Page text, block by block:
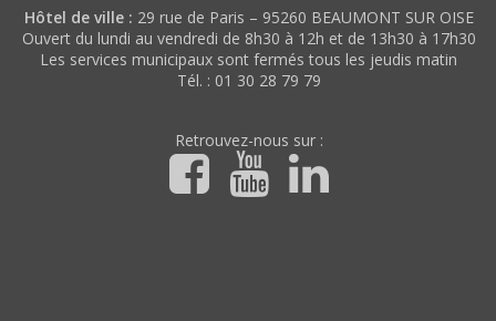
Hôtel de ville : 29 rue de Paris – 95260 BEAUMONT SUR OISE
Ouvert du lundi au vendredi de 8h30 à 12h et de 13h30 à 17h30
Les services municipaux sont fermés tous les jeudis matin
Tél. : 01 30 28 79 79
Retrouvez-nous sur :